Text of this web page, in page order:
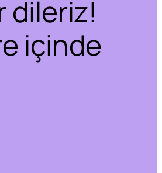
dileriz!
içinde